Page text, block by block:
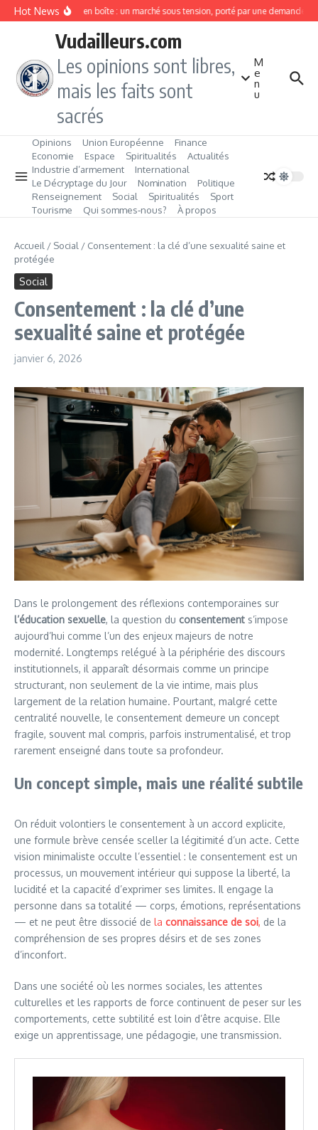
Aller au contenu
Hot NewsSardines en boîte : un marché sous tension, porté par une demande en
Vudailleurs.com
Les opinions sont libres,
mais les faits sont
sacrés
M
e
n
u
Opinions Union Européenne
Finance
Economie
Espace Spiritualités
Actualités
Industrie d’armement
International
Le Décryptage du Jour
Nomination
Politique
Renseignement
Social Spiritualités
Sport
Tourisme
Qui sommes‑nous? À propos
Accueil / Social / Consentement : la clé d’une sexualité saine et
protégée
Social
Consentement : la clé d’une
sexualité saine et protégée
janvier 6, 2026
Dans le prolongement des réflexions contemporaines sur
l’éducation sexuelle, la question du consentement s’impose
aujourd’hui comme l’un des enjeux majeurs de notre
modernité. Longtemps relégué à la périphérie des discours
institutionnels, il apparaît désormais comme un principe
structurant, non seulement de la vie intime, mais plus
largement de la relation humaine. Pourtant, malgré cette
centralité nouvelle, le consentement demeure un concept
fragile, souvent mal compris, parfois instrumentalisé, et trop
rarement enseigné dans toute sa profondeur.
Un concept simple, mais une réalité subtile
On réduit volontiers le consentement à un accord explicite,
une formule brève censée sceller la légitimité d’un acte. Cette
vision minimaliste occulte l’essentiel : le consentement est un
processus, un mouvement intérieur qui suppose la liberté, la
lucidité et la capacité d’exprimer ses limites. Il engage la
personne dans sa totalité — corps, émotions, représentations
— et ne peut être dissocié de la connaissance de soi, de la
compréhension de ses propres désirs et de ses zones
d’inconfort.
Dans une société où les normes sociales, les attentes
culturelles et les rapports de force continuent de peser sur les
comportements, cette subtilité est loin d’être acquise. Elle
exige un apprentissage, une pédagogie, une transmission.